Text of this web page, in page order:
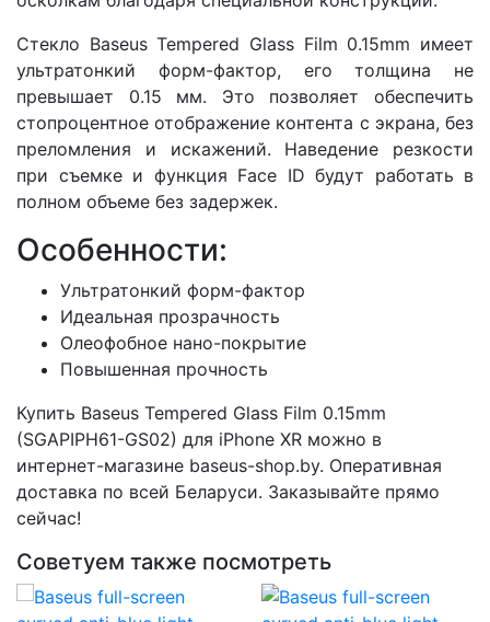
Стекло Baseus Tempered Glass Film 0.15mm имеет
ультратонкий форм-фактор, его толщина не
превышает 0.15 мм. Это позволяет обеспечить
стопроцентное отображение контента с экрана, без
преломления и искажений. Наведение резкости
при съемке и функция Face ID будут работать в
полном объеме без задержек.
Особенности:
Ультратонкий форм-фактор
Идеальная прозрачность
Олеофобное нано-покрытие
Повышенная прочность
Купить Baseus Tempered Glass Film 0.15mm
(SGAPIPH61-GS02) для iPhone XR можно в
интернет-магазине baseus-shop.by. Оперативная
доставка по всей Беларуси. Заказывайте прямо
сейчас!
Советуем также посмотреть